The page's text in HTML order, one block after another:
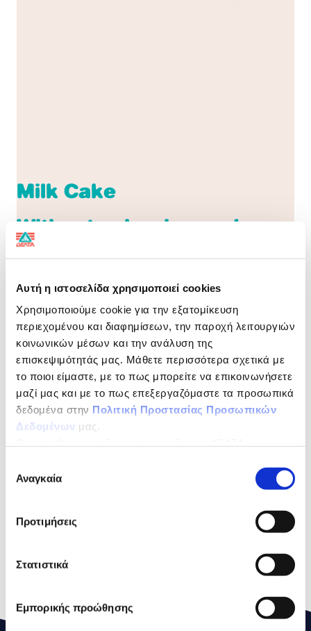
Αυτή η ιστοσελίδα χρησιμοποιεί cookies
Χρησιμοποιούμε cookie για την εξατομίκευση
περιεχομένου και διαφημίσεων, την παροχή λειτουργιών
κοινωνικών μέσων και την ανάλυση της
επισκεψιμότητάς μας. Μάθετε περισσότερα σχετικά με
το ποιοι είμαστε, με το πως μπορείτε να επικοινωνήσετε
μαζί μας και με το πως επεξεργαζόμαστε τα προσωπικά
δεδομένα στην Πολιτική Προστασίας Προσωπικών
Δεδομένων μας.
συγκατάθεσης
Αναγκαία
Προτιμήσεις
Στατιστικά
Εμπορικής προώθησης
Milk Cake
Without colouring and
preservatives
Progress indicator
A result of careful study, the Delta Smart line of
products is properly enriched to help cover the needs
of children of pre-school and school ages (4+).
NUTRITIONAL DECLARATION
per 100 g
Energy
2081 kJ / 499 kcal
Fat
32,8 g
of which Saturates
20,9 g
43,8 g
of which Sugars
34,7 g
Salt
0,38 g